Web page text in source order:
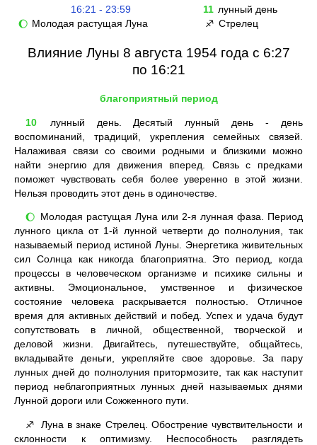
16:21 - 23:59 11 лунный день
🌔 Молодая растущая Луна ♐ Стрелец
Влияние Луны 8 августа 1954 года с 6:27
по 16:21
благоприятный период
10
лунный день. Десятый лунный день - день
воспоминаний, традиций, укрепления семейных связей.
Налаживая связи со своими родными и близкими можно
найти энергию для движения вперед. Связь с предками
поможет чувствовать себя более уверенно в этой жизни.
Нельзя проводить этот день в одиночестве.
🌔
Молодая растущая Луна или 2-я лунная фаза. Период
лунного цикла от 1-й лунной четверти до полнолуния, так
называемый период истиной Луны. Энергетика живительных
сил Солнца как никогда благоприятна. Это период, когда
процессы в человеческом организме и психике сильны и
активны. Эмоциональное, умственное и физическое
состояние человека раскрывается полностью. Отличное
время для активных действий и побед. Успех и удача будут
сопутствовать в личной, общественной, творческой и
деловой жизни. Двигайтесь, путешествуйте, общайтесь,
вкладывайте деньги, укрепляйте свое здоровье. За пару
лунных дней до полнолуния притормозите, так как наступит
период неблагоприятных лунных дней называемых днями
Лунной дороги или Сожженного пути.
♐
Луна в знаке Стрелец. Обострение чувствительности и
склонности к оптимизму. Неспособность разглядеть